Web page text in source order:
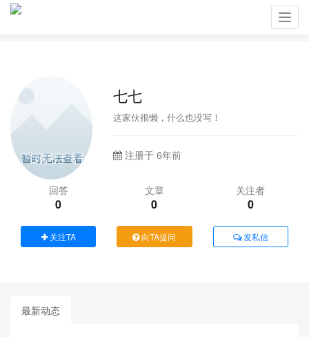
七七
这家伙很懒，什么也没写！
注册于 6年前
回答
0
文章
0
关注者
0
关注TA 向TA提问 发私信
最新动态